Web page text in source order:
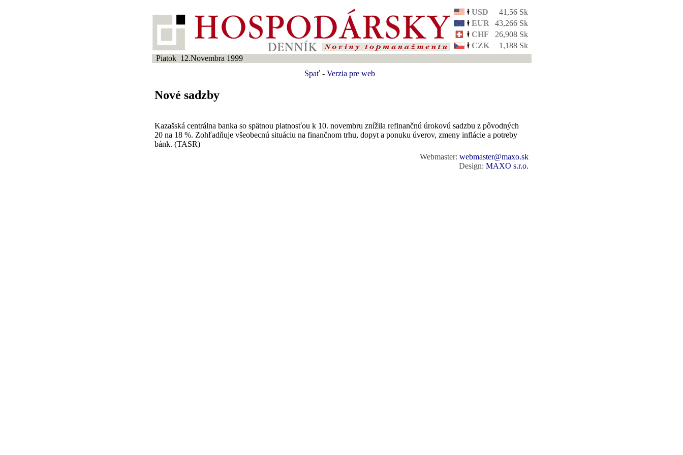
USD
41,56 Sk
EUR
43,266 Sk
CHF
26,908 Sk
CZK
1,188 Sk
Piatok 12.Novembra 1999
Spať - Verzia pre web
Nové sadzby
Kazašská centrálna banka so spätnou platnosťou k 10. novembru znížila refinančnú úrokovú sadzbu z pôvodných
20 na 18 %. Zohľadňuje všeobecnú situáciu na finančnom trhu, dopyt a ponuku úverov, zmeny inflácie a potreby
bánk. (TASR)
Webmaster: webmaster@maxo.sk
Design: MAXO s.r.o.